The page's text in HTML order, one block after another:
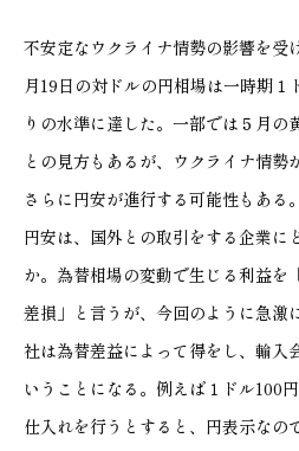
不安定なウクライナ情勢の影響を受
月19日の対ドルの円相場は一時期
りの水準に達した。一部では５月の
との見方もあるが、ウクライナ情
さらに円安が進行する可能性もある。
円安は、国外との取引をする企業に
か。為替相場の変動で生じる利益を
差損」と言うが、今回のように急激
社は為替差益によって得をし、輸入
いうことになる。例えば１ドル100
仕入れを行うとすると、円表示なの